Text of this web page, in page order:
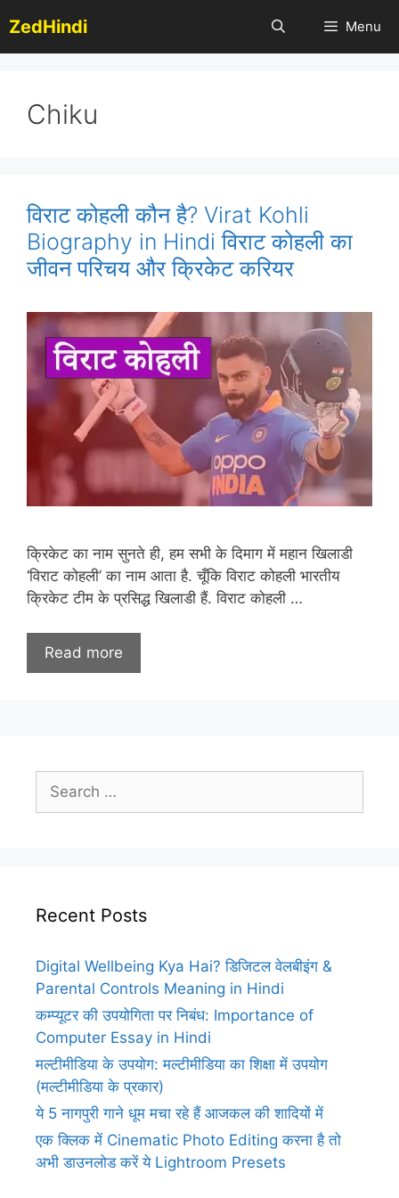
to
content
ZedHindi Menu
Chiku
विराट कोहली कौन है? Virat Kohli
Biography in Hindi विराट कोहली का
जीवन परिचय और क्रिकेट करियर
क्रिकेट का नाम सुनते ही, हम सभी के दिमाग में महान खिलाडी
‘विराट कोहली’ का नाम आता है. चूँकि विराट कोहली भारतीय
क्रिकेट टीम के प्रसिद्ध खिलाडी हैं. विराट कोहली …
Read more
for:
Recent Posts
Digital Wellbeing Kya Hai? डिजिटल वेलबीइंग &
Parental Controls Meaning in Hindi
कम्प्यूटर की उपयोगिता पर निबंध: Importance of
Computer Essay in Hindi
मल्टीमीडिया के उपयोग: मल्टीमीडिया का शिक्षा में उपयोग
(मल्टीमीडिया के प्रकार)
ये 5 नागपुरी गाने धूम मचा रहे हैं आजकल की शादियों में
एक क्लिक में Cinematic Photo Editing करना है तो
अभी डाउनलोड करें ये Lightroom Presets